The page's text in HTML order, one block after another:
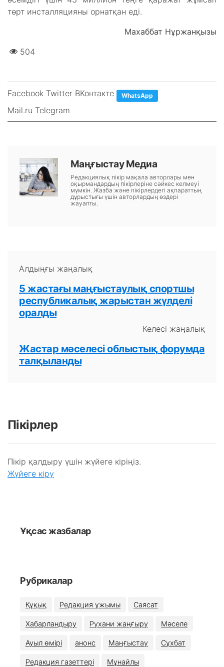
төрт инсталляцияны орнатқан еді.
Махаббат Нұржанқызы
504
Facebook Twitter ВКонтакте WhatsApp
Mail.ru Telegram
Маңғыстау Медиа
Редакциялық пікір мақала авторлары мен
оқырмандардың пікірлеріне сәйкес келмеуі
мүмкін. Жазба және пікірлердегі ақпараттың
дұрыстығы үшін авторлардың өздері
жауапты.
Алдыңғы жаңалық
5 жастағы маңғыстаулық спортшы
республикалық жарыстан жүлделі
оралды
Келесі жаңалық
Жастар мәселеcі облыстық форумда
талқыланды
Пікірлер
Пікір қалдыру үшін жүйеге кіріңіз.
Жүйеге кіру
Ұқсас жазбалар
Рубрикалар
Құқық Редакция ұжымы Саясат
Хабарландыру Рухани жаңғыру Мәселе
Ауыл өмірі анонс Маңғыстау Сұхбат
Редакция газеттері Мұнайлы